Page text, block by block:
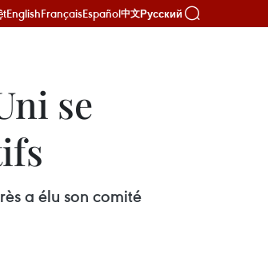
EnglishFrançaisEspañol中文Русский
se
a élu son comité